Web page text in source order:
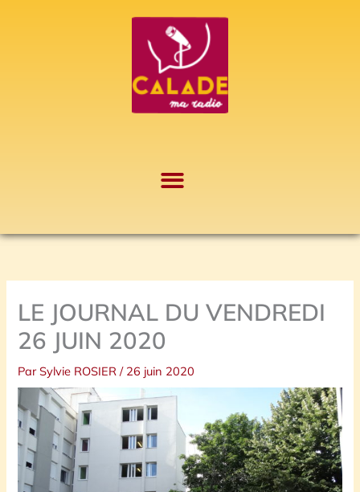
LE JOURNAL DU VENDREDI
26 JUIN 2020
ParSylvie ROSIER/ 26 juin 2020